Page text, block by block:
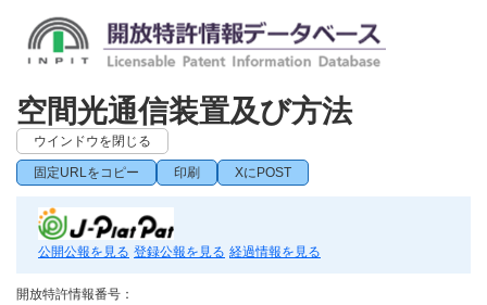
空間光通信装置及び方法
ウインドウを閉じる
固定URLをコピー 印刷 XにPOST
公開公報を見る 登録公報を見る 経過情報を見る
開放特許情報番号：